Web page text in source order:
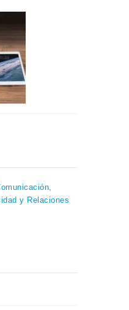
y Relaciones